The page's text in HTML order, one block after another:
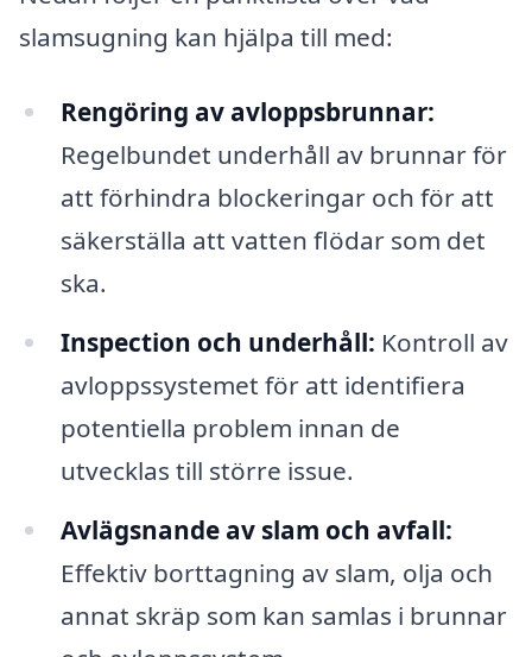
slamsugning kan hjälpa till med:
Rengöring av avloppsbrunnar:
Regelbundet underhåll av brunnar för
att förhindra blockeringar och för att
säkerställa att vatten flödar som det
ska.
Inspection och underhåll: Kontroll av
avloppssystemet för att identifiera
potentiella problem innan de
utvecklas till större issue.
Avlägsnande av slam och avfall:
Effektiv borttagning av slam, olja och
annat skräp som kan samlas i brunnar